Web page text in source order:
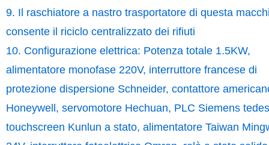
9. Il raschiatore a nastro trasportatore di questa
consente il riciclo centralizzato dei rifiuti
10. Configurazione elettrica: Potenza totale 1.5KW,
alimentatore monofase 220V, interruttore francese di
protezione dispersione Schneider, contattore
Honeywell, servomotore Hechuan, PLC Siemens
touchscreen Kunlun a stato, alimentatore Taiwan